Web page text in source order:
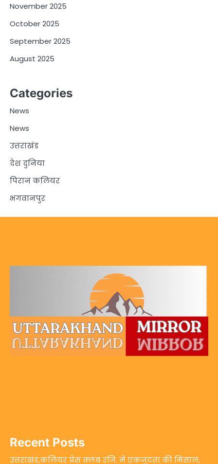
November 2025
October 2025
September 2025
August 2025
Categories
News
News
उत्तराखंड
देश दुनिया
पिरान कलियर
भगवानपुर
Recent Posts
उत्तराखंड,कलियर प्रेस क्लब रजि. में एकजुटता की मिसाल,